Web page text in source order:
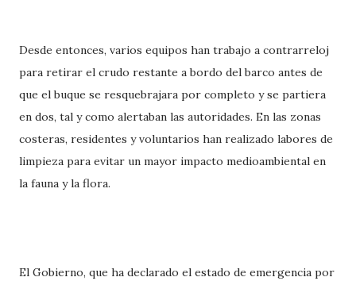
Desde entonces, varios equipos han trabajo a contrarreloj
para retirar el crudo restante a bordo del barco antes de
que el buque se resquebrajara por completo y se partiera
en dos, tal y como alertaban las autoridades. En las zonas
costeras, residentes y voluntarios han realizado labores de
limpieza para evitar un mayor impacto medioambiental en
la fauna y la flora.
El Gobierno, que ha declarado el estado de emergencia por